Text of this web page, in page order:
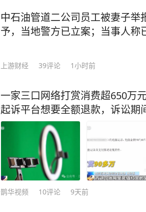
中石油管道二公司员工被妻子举
予，当地警方已立案；当事人称
上游财经 39评论 1小时前
一家三口网络打赏消费超650万
起诉平台想要全额退款，诉讼期
鹊华视频 10评论 9天前